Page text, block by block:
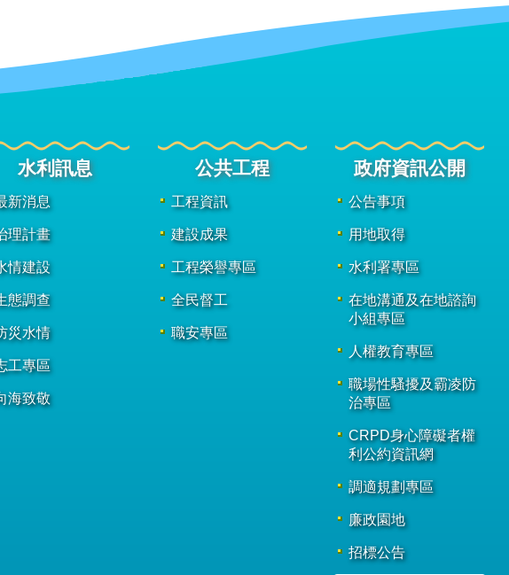
水利訊息
新消息
理計畫
情建設
態調查
災水情
工專區
海致敬
公共工程
工程資訊
建設成果
工程榮譽專區
全民督工
職安專區
政府資訊公開
公告事項
用地取得
水利署專區
在地溝通及在地諮詢
小組專區
人權教育專區
職場性騷擾及霸凌防
治專區
CRPD身心障礙者權
利公約資訊網
調適規劃專區
廉政園地
招標公告